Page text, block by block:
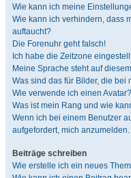
Wie kann ich meine
Wie kann ich verhindern, dass
auftaucht?
Die Forenuhr geht falsch!
Ich habe die Zeitzone
Meine Sprache steht auf
Was sind das für Bilder, die
Wie verwende ich einen Avatar?
Was ist mein Rang und wie
Wenn ich bei einem Benutzer
aufgefordert, mich anzumelden.
Beiträge schreiben
Wie erstelle ich ein neues